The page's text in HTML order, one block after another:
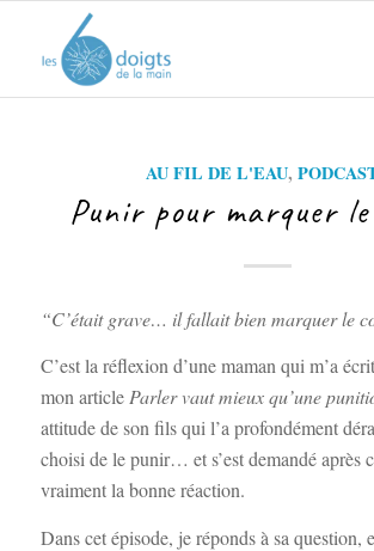
AU FIL DE L'EAU,
Punir pour marquer
“C’était grave… il fallait bien marquer le
C’est la réflexion d’une maman qui m’a
mon article Parler vaut mieux qu’une
attitude de son fils qui l’a profondément
choisi de le punir… et s’est demandé après
vraiment la bonne réaction.
Dans cet épisode, je réponds à sa question,